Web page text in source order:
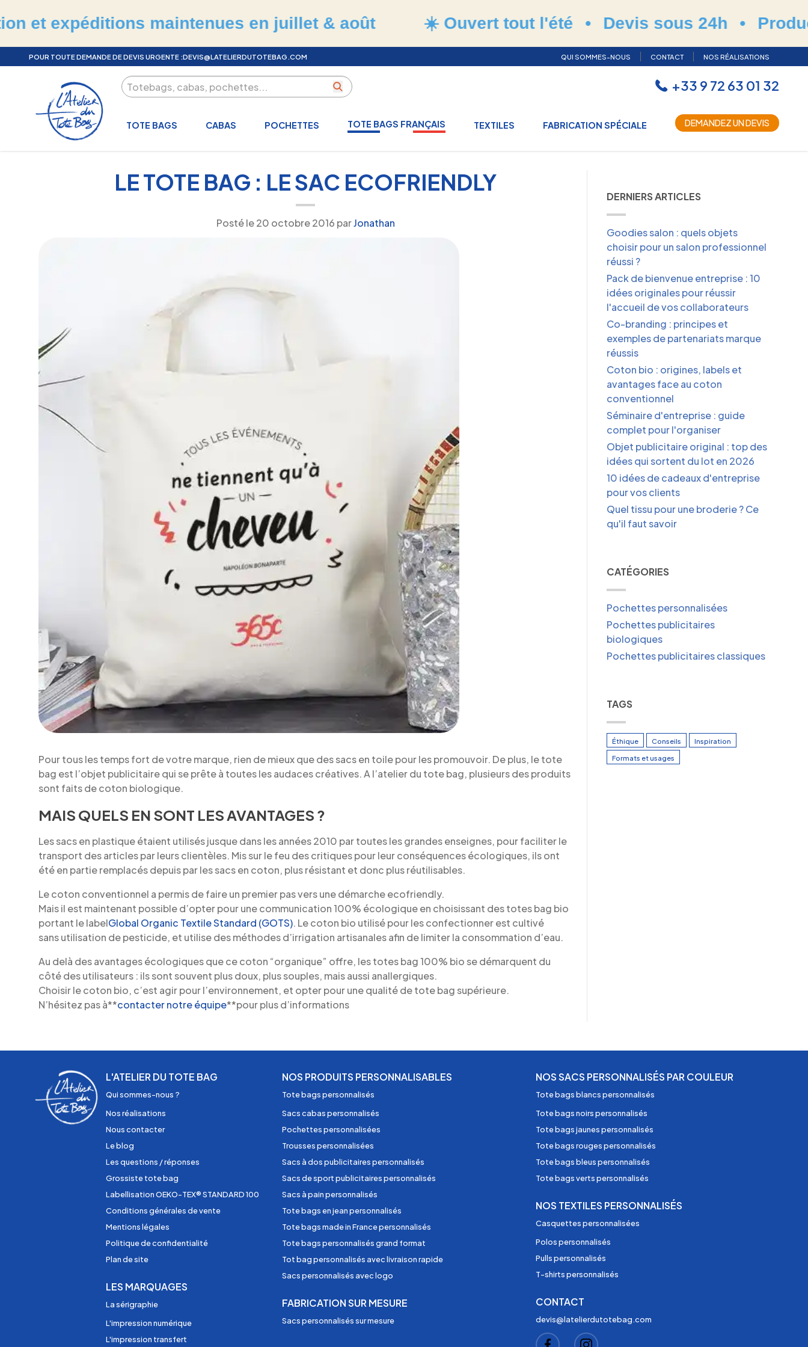
maintenues en juillet & août ☀️ Ouvert tout l'été • Devis sous 24h • Production
POUR TOUTE DEMANDE DE DEVIS URGENTE :DEVIS@LATELIERDUTOTEBAG.COM QUI SOMMES-NOUS CONTACT NOS RÉALISATIONS
+33 9 72 63 01 32
TOTE BAGS CABAS POCHETTES TOTE BAGS FRANÇAIS TEXTILES FABRICATION SPÉCIALE DEMANDEZ UN DEVIS
LE TOTE BAG : LE SAC ECOFRIENDLY
Posté le 20 octobre 2016 parJonathan
Pour tous les temps fort de votre marque, rien de mieux que des sacs en toile pour les promouvoir. De plus, le tote
bag est l’objet publicitaire qui se prête à toutes les audaces créatives. A l’atelier du tote bag, plusieurs des produits
sont faits de coton biologique.
MAIS QUELS EN SONT LES AVANTAGES ?
Les sacs en plastique étaient utilisés jusque dans les années 2010 par toutes les grandes enseignes, pour faciliter le
transport des articles par leurs clientèles. Mis sur le feu des critiques pour leur conséquences écologiques, ils ont
été en partie remplacés depuis par les sacs en coton, plus résistant et donc plus réutilisables.
Le coton conventionnel a permis de faire un premier pas vers une démarche ecofriendly.
Mais il est maintenant possible d’opter pour une communication 100% écologique en choisissant des totes bag bio
portant le labelGlobal Organic Textile Standard (GOTS). Le coton bio utilisé pour les confectionner est cultivé
sans utilisation de pesticide, et utilise des méthodes d’irrigation artisanales afin de limiter la consommation d’eau.
Au delà des avantages écologiques que ce coton “organique” offre, les totes bag 100% bio se démarquent du
côté des utilisateurs : ils sont souvent plus doux, plus souples, mais aussi anallergiques.
Choisir le coton bio, c’est agir pour l’environnement, et opter pour une qualité de tote bag supérieure.
N’hésitez pas à**contacter notre équipe**pour plus d’informations
DERNIERS ARTICLES
Goodies salon : quels objets
choisir pour un salon professionnel
réussi ?
Pack de bienvenue entreprise : 10
idées originales pour réussir
l'accueil de vos collaborateurs
Co-branding : principes et
exemples de partenariats marque
réussis
Coton bio : origines, labels et
avantages face au coton
conventionnel
Séminaire d'entreprise : guide
complet pour l'organiser
Objet publicitaire original : top des
idées qui sortent du lot en 2026
10 idées de cadeaux d'entreprise
pour vos clients
Quel tissu pour une broderie ? Ce
qu'il faut savoir
CATÉGORIES
Pochettes personnalisées
Pochettes publicitaires
biologiques
Pochettes publicitaires classiques
TAGS
Éthique Conseils
Inspiration
Formats et usages
L'ATELIER DU TOTE BAG
Qui sommes-nous ?
Nos réalisations
Nous contacter
Le blog
Les questions / réponses
Grossiste tote bag
Labellisation OEKO-TEX® STANDARD 100
Conditions générales de vente
Mentions légales
Politique de confidentialité
Plan de site
LES MARQUAGES
La sérigraphie
L'impression numérique
L'impression transfert
NOS PRODUITS PERSONNALISABLES
Tote bags personnalisés
Sacs cabas personnalisés
Pochettes personnalisées
Trousses personnalisées
Sacs à dos publicitaires personnalisés
Sacs de sport publicitaires personnalisés
Sacs à pain personnalisés
Tote bags en jean personnalisés
Tote bags made in France personnalisés
Tote bags personnalisés grand format
Tot bag personnalisés avec livraison rapide
Sacs personnalisés avec logo
FABRICATION SUR MESURE
Sacs personnalisés sur mesure
NOS SACS PERSONNALISÉS PAR COULEUR
Tote bags blancs personnalisés
Tote bags noirs personnalisés
Tote bags jaunes personnalisés
Tote bags rouges personnalisés
Tote bags bleus personnalisés
Tote bags verts personnalisés
NOS TEXTILES PERSONNALISÉS
Casquettes personnalisées
Polos personnalisés
Pulls personnalisés
T-shirts personnalisés
CONTACT
devis@latelierdutotebag.com